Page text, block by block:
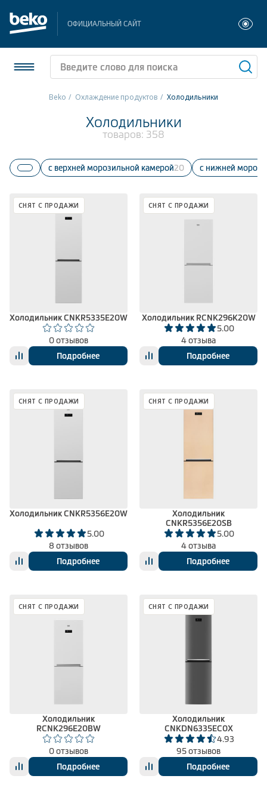
ОФИЦИАЛЬНЫЙ САЙТ
Холодильники и морозильники
Посудомоечные машины
Плиты
Сравнить
Beko Охлаждение продуктов Холодильники
Холодильники
товаров: 358
С верхней морозильной камерой 20 С нижней
СНЯТ С ПРОДАЖИ
Холодильник CNKR5335E20W
0 отзывов
Подробнее
СНЯТ С ПРОДАЖИ
Холодильник RCNK296K20W
5.00
4 отзыва
Подробнее
СНЯТ С ПРОДАЖИ
Холодильник CNKR5356E20W
5.00
8 отзывов
Подробнее
СНЯТ С ПРОДАЖИ
Холодильник
CNKR5356E20SB
5.00
4 отзыва
Подробнее
СНЯТ С ПРОДАЖИ
Холодильник
RCNK296E20BW
0 отзывов
Подробнее
СНЯТ С ПРОДАЖИ
Холодильник
CNKDN6335EC0X
4.93
95 отзывов
Подробнее